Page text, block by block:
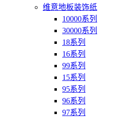
维意地板装饰纸
10000系列
30000系列
18系列
16系列
99系列
15系列
95系列
96系列
97系列